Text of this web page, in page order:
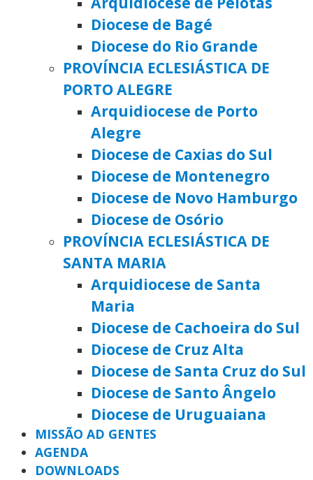
Diocese de Bagé
Diocese do Rio Grande
PROVÍNCIA ECLESIÁSTICA DE
PORTO ALEGRE
Arquidiocese de Porto
Alegre
Diocese de Caxias do Sul
Diocese de Montenegro
Diocese de Novo Hamburgo
Diocese de Osório
PROVÍNCIA ECLESIÁSTICA DE
SANTA MARIA
Arquidiocese de Santa
Maria
Diocese de Cachoeira do Sul
Diocese de Cruz Alta
Diocese de Santa Cruz do Sul
Diocese de Santo Ângelo
Diocese de Uruguaiana
MISSÃO AD GENTES
AGENDA
DOWNLOADS